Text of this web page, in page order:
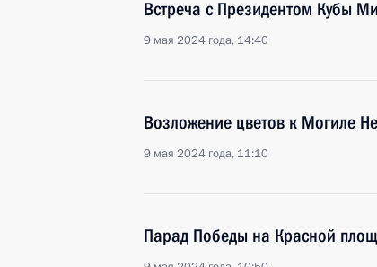
Встреча с Президентом Кубы
9 мая 2024 года, 14:40
Возложение цветов к Могиле
9 мая 2024 года, 11:10
Парад Победы на Красной